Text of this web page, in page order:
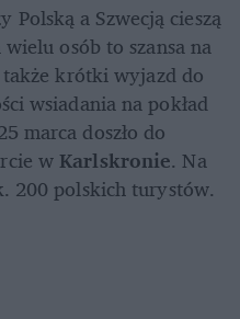
a Szwecją cieszą
osób to szansa na
krótki wyjazd do
wsiadania na pokład
marca doszło do
w Karlskronie. Na
200 polskich turystów.